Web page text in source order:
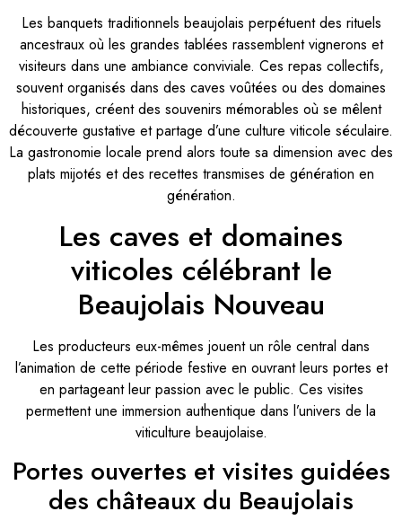
Les banquets traditionnels beaujolais perpétuent des rituels
ancestraux où les grandes tablées rassemblent vignerons et
visiteurs dans une ambiance conviviale. Ces repas collectifs,
souvent organisés dans des caves voûtées ou des domaines
historiques, créent des souvenirs mémorables où se mêlent
découverte gustative et partage d’une culture viticole séculaire.
La gastronomie locale prend alors toute sa dimension avec des
plats mijotés et des recettes transmises de génération en
génération.
Les caves et domaines
viticoles célébrant le
Beaujolais Nouveau
Les producteurs eux-mêmes jouent un rôle central dans
l’animation de cette période festive en ouvrant leurs portes et
en partageant leur passion avec le public. Ces visites
permettent une immersion authentique dans l’univers de la
viticulture beaujolaise.
Portes ouvertes et visites guidées
des châteaux du Beaujolais